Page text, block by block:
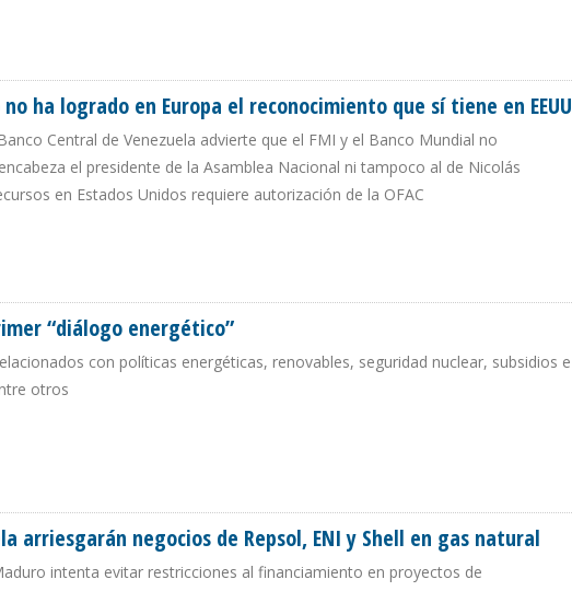
ha logrado en Europa el reconocimiento que sí tiene en EEUU
Central de Venezuela advierte que el FMI y el Banco Mundial no
el presidente de la Asamblea Nacional ni tampoco al de Nicolás
en Estados Unidos requiere autorización de la OFAC
“diálogo energético”
con políticas energéticas, renovables, seguridad nuclear, subsidios e
otros
arriesgarán negocios de Repsol, ENI y Shell en gas natural
intenta evitar restricciones al financiamiento en proyectos de